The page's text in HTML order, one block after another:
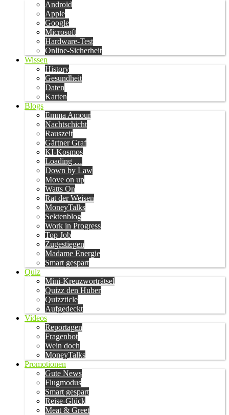
Android
Apple
Google
Microsoft
Hardware-Test
Online-Sicherheit
Wissen
History
Gesundheit
Daten
Karten
Blogs
Emma Amour
Nachtschicht
Rauszeit
Gärtner Graf
KI-Kosmos
Loading …
Down by Law
Move on up
Watts On
Rat der Weisen
MoneyTalks
Sektenblog
Work in Progress
Top Job
Zugestiegen
Madame Energie
Smart gespart
Quiz
Mini-Kreuzworträtsel
Quizz den Huber
Quizzticle
Aufgedeckt
Videos
Reportagen
Fragenbot
Wein doch
MoneyTalks
Promotionen
Gute News
Flugmodus
Smart gespart
Reise-Glück
Meat & Greet